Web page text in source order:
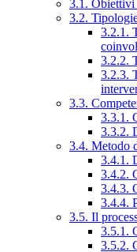
3.1. Obiettivi
3.2.
3.2.1.
3.2.2.
3.2.3.
3.3.
3.3.1.
3.3.2.
3.4. Metodo
3.4.1.
3.4.2.
3.4.3.
3.4.4.
3.5. Il
3.5.1.
3.5.2.